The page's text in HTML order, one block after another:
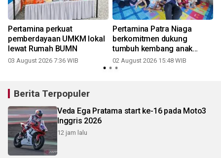
Pertamina perkuat
pemberdayaan UMKM lokal
lewat Rumah BUMN
03 August 2026 7:36 WIB
Pertamina Patra Niaga
berkomitmen dukung
tumbuh kembang anak
Indonesia
02 August 2026 15:48 WIB
Berita Terpopuler
Veda Ega Pratama start ke-16 pada Moto3
Inggris 2026
12 jam lalu